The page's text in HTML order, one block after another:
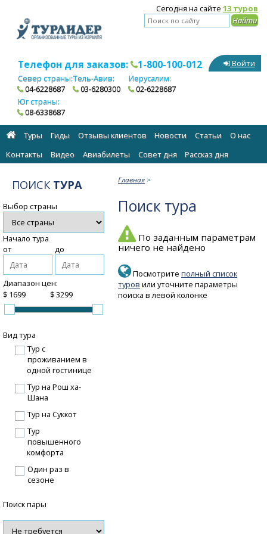
Сегодня на сайте 13 туров
Телефон для заказов: 1-800-100-012
Север страны:
04-6228687
Тель-Авив:
03-6280300
Иерусалим:
02-6228687
Юг страны:
08-6338687
Войти
Туры Гиды Отзывы клиентов Новости Статьи
О нас
Контакты
Видео Авиабилеты Cовет дня Рассказ дня
Главная >
Поиск тура
По заданным параметрам
ничего не найдено
Посмотритеполный список
туров или уточните параметры
поиска в левой колонке
ПОИСК ТУРА
Выбор страны
Начало тура
от
до
Диапазон цен:
$
$
Вид тура
Тур с
проживанием в
одной гостинице
Тур на Рош ха-
Шана
Тур на Суккот
Тур
повышенного
комфорта
Один раз в
сезоне
Поиск пары